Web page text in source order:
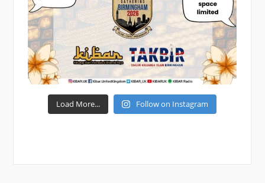
Load More... Follow on Instagram